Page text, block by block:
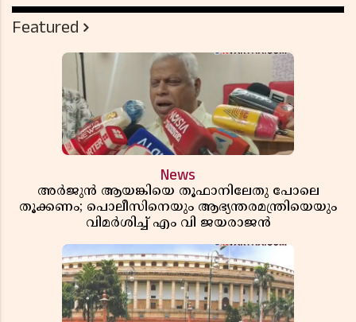
Featured
News
അർജുൻ ആയങ്കിയെ തൂഫാനിലേതു പോലെ
തൂക്കണം; പൊലീസിനെയും ആഭ്യന്തരമന്ത്രിയെയും
വിമർശിച്ച് എം വി ജയരാജൻ